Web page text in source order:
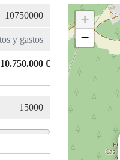
10.750.000 €
+
−